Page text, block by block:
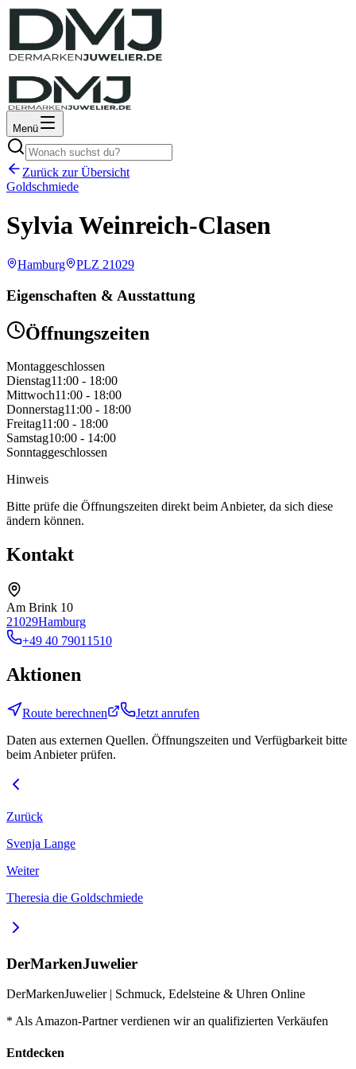
Menü
Zurück zur Übersicht
Goldschmiede
Sylvia Weinreich-Clasen
Hamburg PLZ 21029
Eigenschaften & Ausstattung
Öffnungszeiten
Montaggeschlossen
Dienstag11:00 - 18:00
Mittwoch11:00 - 18:00
Donnerstag11:00 - 18:00
Freitag11:00 - 18:00
Samstag10:00 - 14:00
Sonntaggeschlossen
Hinweis
Bitte prüfe die Öffnungszeiten direkt beim Anbieter, da sich diese
ändern können.
Kontakt
Am Brink 10
21029Hamburg
+49 40 79011510
Aktionen
Route berechnen
Jetzt anrufen
Daten aus externen Quellen. Öffnungszeiten und Verfügbarkeit bitte
beim Anbieter prüfen.
Zurück
Svenja Lange
Weiter
Theresia die Goldschmiede
DerMarkenJuwelier
DerMarkenJuwelier | Schmuck, Edelsteine & Uhren Online
* Als Amazon-Partner verdienen wir an qualifizierten Verkäufen
Entdecken